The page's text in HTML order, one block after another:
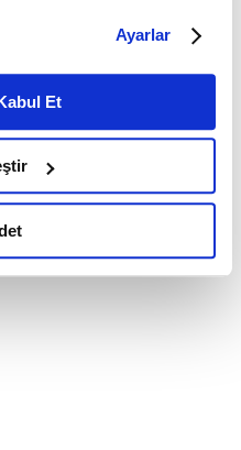
detaylı bilgi için
Bilgilendirme
Kanunu uyarınca
ile ilgili daha
Ayarlar
Et